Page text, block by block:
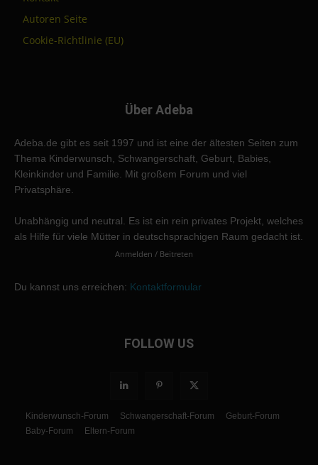
Autoren Seite
Cookie-Richtlinie (EU)
Über Adeba
Adeba.de gibt es seit 1997 und ist eine der ältesten Seiten zum
Thema Kinderwunsch, Schwangerschaft, Geburt, Babies,
Kleinkinder und Familie. Mit großem Forum und viel
Privatsphäre.
Unabhängig und neutral. Es ist ein rein privates Projekt, welches
als Hilfe für viele Mütter in deutschsprachigen Raum gedacht ist.
Anmelden / Beitreten
Du kannst uns erreichen: Kontaktformular
FOLLOW US
Kinderwunsch-Forum Schwangerschaft-Forum
Geburt-Forum
Baby-Forum
Eltern-Forum